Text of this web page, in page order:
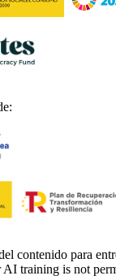
contenido para
AI training is not